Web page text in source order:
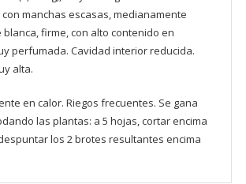
manchas escasas, medianamente
blanca, firme, con alto contenido en
perfumada. Cavidad interior reducida.
alta.
en calor. Riegos frecuentes. Se gana
las plantas: a 5 hojas, cortar encima
los 2 brotes resultantes encima